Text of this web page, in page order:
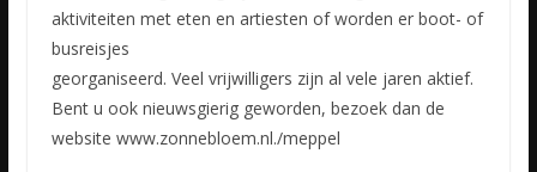
aktiviteiten met eten en artiesten of worden er boot- of
busreisjes
georganiseerd. Veel vrijwilligers zijn al vele jaren aktief.
Bent u ook nieuwsgierig geworden, bezoek dan de
website www.zonnebloem.nl./meppel